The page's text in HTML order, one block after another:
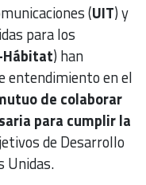
(UIT) y
para los
Hábitat) han
entendimiento en el
de colaborar
para cumplir la
de Desarrollo
Unidas.